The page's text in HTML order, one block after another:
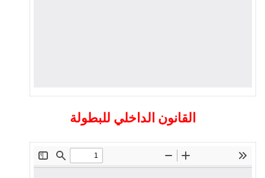
القانون الداخلي للبطولة